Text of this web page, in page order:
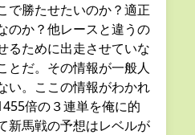
で勝たせたいのか？適正
のか？他レースと違うの
るために出走させていな
とだ。その情報が一般人
い。ここの情報がわかれ
倍の３連単を俺に的
新馬戦の予想はレベルが